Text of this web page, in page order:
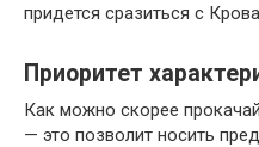
придется сразиться с
Приоритет
Как можно скорее
— это позволит носить